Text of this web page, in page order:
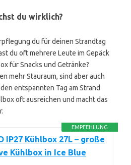
du wirklich?
du für deinen Strandtag
du oft mehrere Leute im Gepäck
für Snacks und Getränke?
mehr Stauraum, sind aber auch
entspannten Tag am Strand
oft ausreichen und macht das
EMPFEHLUNG
IP27 Kühlbox 27L – große
Kühlbox in Ice Blue